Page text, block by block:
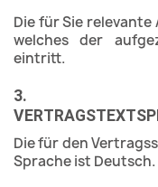
Die für Sie
welches der
eintritt.
3.
Die für den
Sprache ist Deutsch.